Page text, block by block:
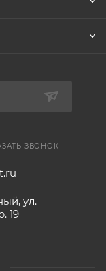
ЗВОНОК
ул.
19